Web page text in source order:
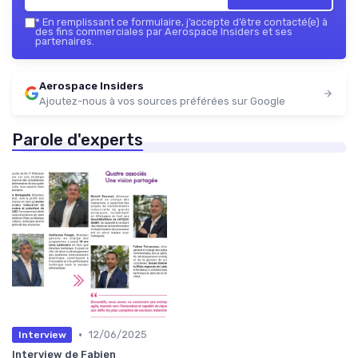
* En remplissant ce formulaire, j’accepte d’être contacté(e) à
des fins commerciales par Aerospace Insiders et ses
partenaires.
Aerospace Insiders
Ajoutez-nous à vos sources préférées sur Google
Parole d'experts
Interview • 12/06/2025
Interview de Fabien